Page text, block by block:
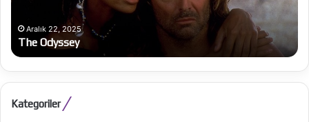
Aralık 22, 2025
The Odyssey
Kategoriler